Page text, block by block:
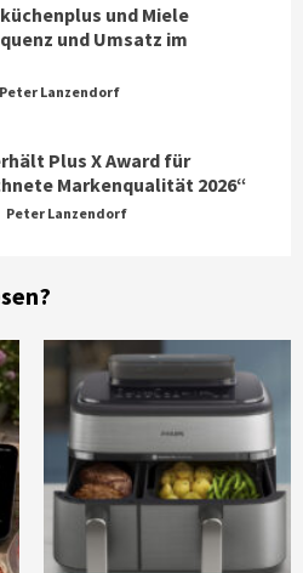
Plus X Award für
Markenqualität 2026“
Story
drei neue Mijia
mit Early Bird
und Miele
und Umsatz im
Peter Lanzendorf
Plus X Award für
Markenqualität 2026“
Peter Lanzendorf